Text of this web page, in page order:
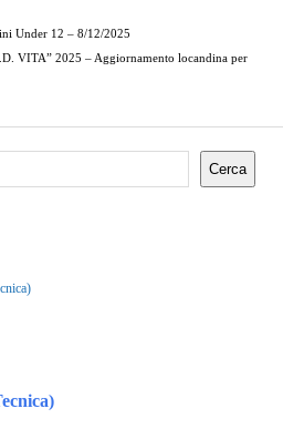
Under 12 – 8/12/2025
VITA” 2025 – Aggiornamento locandina per
Cerca